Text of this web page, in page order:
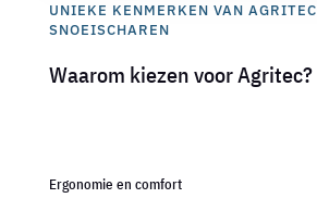
UNIEKE KENMERKEN VAN AGRITEC
SNOEISCHAREN
Waarom kiezen voor Agritec?
Ergonomie en comfort